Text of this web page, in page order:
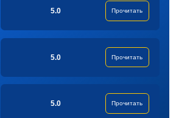
5.0 Прочитать
5.0 Прочитать
5.0 Прочитать